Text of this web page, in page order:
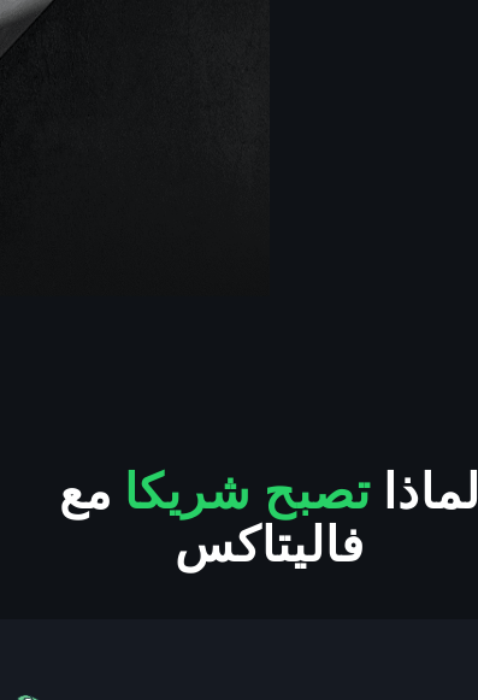
لماذاتصبح شريكا مع
فاليتاكس